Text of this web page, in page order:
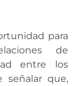
para
de
entre los
señalar que,